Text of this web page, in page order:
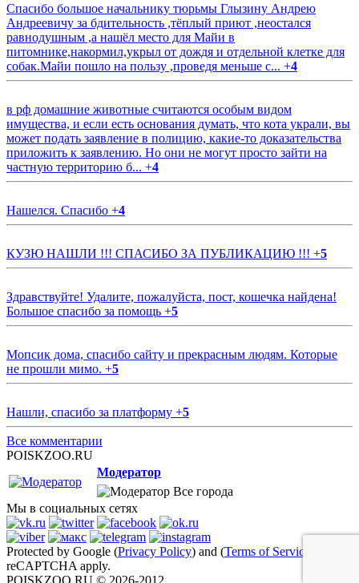
Спасибо большое начальнику тюрьмы Глызину Андрею
Андреевичу за бдительность ,тёплый приют ,неостался
равнодушным ,а нашёл место для Майи в
питомнике,накормил,укрыл от дождя и отдельной клетке для
собак.Майи пошло на пользу ,проведя меньше с... +4
в рф домашние животные считаются особым видом
имущества, и если есть основания думать, что кота украли, вы
может подать заявление в полицию, какие-то доказательства
приложить к заявлению. Но они не могут просто зайти на
частную территорию б... +4
Нашелся. Спасибо +4
КУЗЮ НАШЛИ !!! СПАСИБО ЗА ПУБЛИКАЦИЮ !!! +5
Здравствуйте! Удалите, пожалуйста, пост, кошечка найдена!
Большое спасибо за помощь +5
Мопсик дома, спасибо сайту и прекрасным людям. Которые
не прошли мимо. +5
Нашли, спасибо за платформу +5
Все комментарии
POISKZOO.RU
Модератор
Все города
Мы в социальных сетях
Protected by Google (Privacy Policy) and (Terms of Service
reCAPTCHA apply.
POISKZOO.RU © 2026-2012